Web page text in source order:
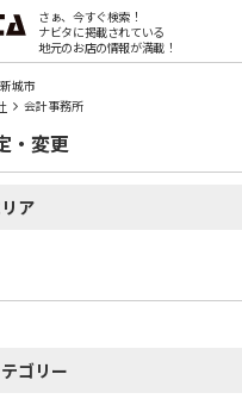
さぁ、今すぐ検索！
ナビタに掲載されている
地元のお店の情報が満載！
新城市
会計事務所
・変更
ア
ゴリー